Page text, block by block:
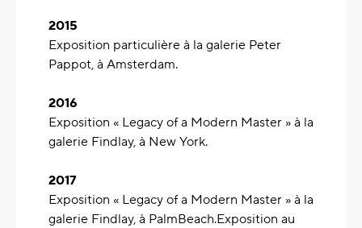
2015
Exposition particulière à la galerie Peter
Pappot, à Amsterdam.
2016
Exposition « Legacy of a Modern Master » à la
galerie Findlay, à New York.
2017
Exposition « Legacy of a Modern Master » à la
galerie Findlay, à PalmBeach.Exposition au